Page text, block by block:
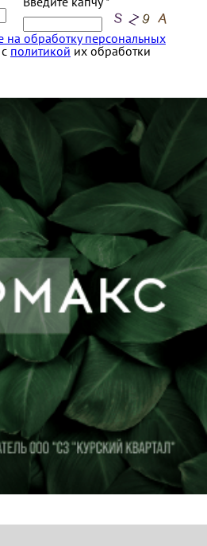
на обработку персональных
политикой их обработки